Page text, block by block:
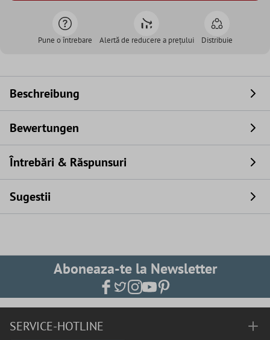
Pune o întrebare Alertă de reducere a prețului Distribuie
Beschreibung
Bewertungen
Întrebări & Răspunsuri
Sugestii
Aboneaza-te la Newsletter
SERVICE-HOTLINE